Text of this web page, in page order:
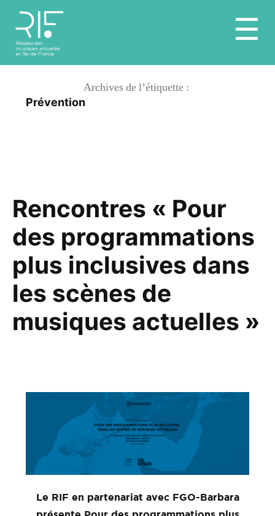
☰
Archives de l’étiquette :
Prévention
Rencontres « Pour
des programmations
plus inclusives dans
les scènes de
musiques actuelles »
Le RIF en partenariat avec FGO-Barbara